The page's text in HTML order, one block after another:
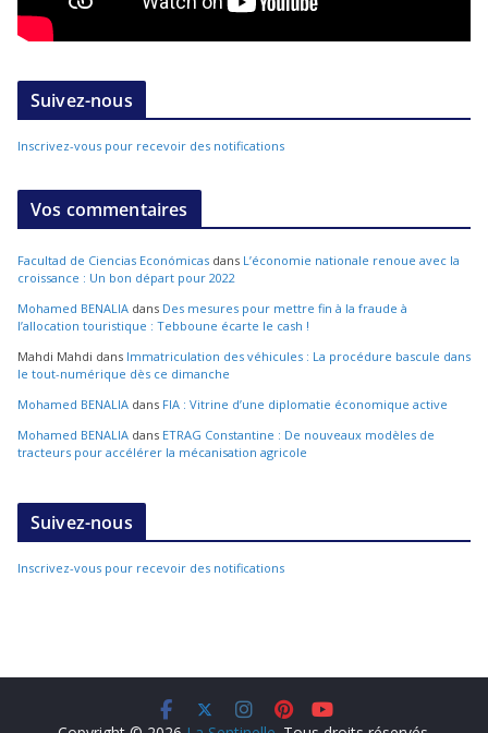
Suivez-nous
Inscrivez-vous pour recevoir des notifications
Vos commentaires
Facultad de Ciencias Económicas dans L’économie nationale renoue avec la
croissance : Un bon départ pour 2022
Mohamed BENALIA dans Des mesures pour mettre fin à la fraude à
l’allocation touristique : Tebboune écarte le cash !
Mahdi Mahdi dans Immatriculation des véhicules : La procédure bascule dans
le tout-numérique dès ce dimanche
Mohamed BENALIA dans FIA : Vitrine d’une diplomatie économique active
Mohamed BENALIA dans ETRAG Constantine : De nouveaux modèles de
tracteurs pour accélérer la mécanisation agricole
Suivez-nous
Inscrivez-vous pour recevoir des notifications